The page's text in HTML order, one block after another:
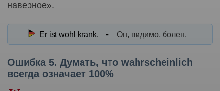
наверное».
Er ist wohl krank. Он, видимо, болен.
Ошибка 5. Думать, что wahrscheinlich
всегда означает 100%